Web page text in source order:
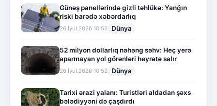
Günəş panellərində gizli təhlükə: Yanğın
riski barədə xəbərdarlıq
26.İyul.2026 10:52 Dünya
52 milyon dollarlıq nəhəng səhv: Heç yerə
aparmayan yol görənləri heyrətə salır
26.İyul.2026 10:52 Dünya
Tarixi ərazi yalanı: Turistləri aldadan şəxs
bələdiyyəni də çaşdırdı